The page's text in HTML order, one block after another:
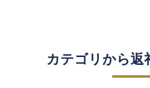
カテゴリから返